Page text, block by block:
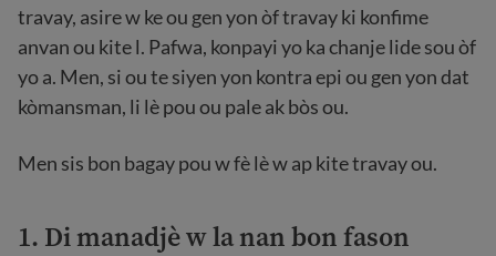
travay, asire w ke ou gen yon òf travay ki konfime
anvan ou kite l. Pafwa, konpayi yo ka chanje lide sou òf
yo a. Men, si ou te siyen yon kontra epi ou gen yon dat
kòmansman, li lè pou ou pale ak bòs ou.
Men sis bon bagay pou w fè lè w ap kite travay ou.
1. Di manadjè w la nan bon fason